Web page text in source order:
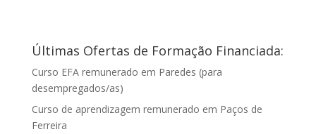
Últimas Ofertas de Formação Financiada:
Curso EFA remunerado em Paredes (para
desempregados/as)
Curso de aprendizagem remunerado em Paços de
Ferreira